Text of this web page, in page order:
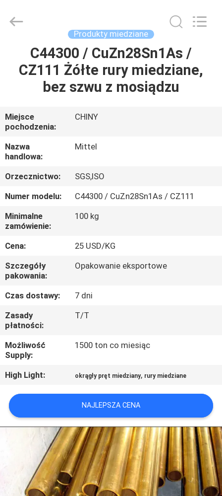
PRODUKTY
O
NAS
WYCIECZKA
PO
FABRYCE
KONTROLA
JAKOŚCI
SKONTAKTUJ
SIĘ
Z
NAMI
AKTUALNOŚCI
PRZYPADKI
COMPANY
SITEMAP
INDUSTRIAL
LIMITED.
Produkty miedziane
C44300 / CuZn28Sn1As /
CZ111 Żółte rury miedziane,
bez szwu z mosiądzu
Miejsce
pochodzenia:
CHINY
Nazwa
handlowa:
Mittel
Orzecznictwo:
SGS,ISO
Numer modelu:
C44300 / CuZn28Sn1As / CZ111
Minimalne
zamówienie:
100 kg
Cena:
25 USD/KG
Szczegóły
pakowania:
Opakowanie eksportowe
Czas dostawy:
7 dni
Zasady
płatności:
T/T
Możliwość
Supply:
1500 ton co miesiąc
High Light: okrągły pręt miedziany, rury miedziane
NAJLEPSZA CENA